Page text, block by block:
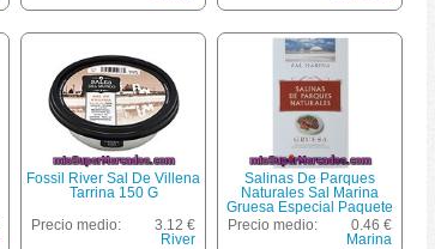
Fossil River Sal De Villena
Tarrina 150 G
Precio medio:
3.12 €
River
Salinas De Parques
Naturales Sal Marina
Gruesa Especial Paquete
500 G
Precio medio:
0.46 €
Marina